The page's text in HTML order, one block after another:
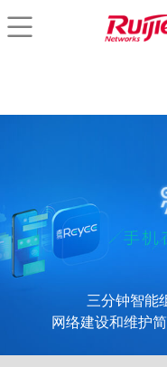
三分钟智能
网络建设和维护